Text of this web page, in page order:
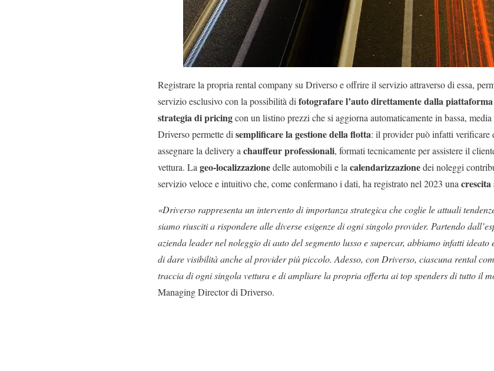
Registrare la propria rental company su Driverso e offrire il servizio attraverso di essa,
servizio esclusivo con la possibilità di fotografare l’auto direttamente dalla piattaforma
strategia di pricingcon un listino prezzi che si aggiorna automaticamente in bassa, media
Driverso permette di semplificare la gestione della flotta: il provider può infatti verificare
assegnare la delivery a chauffeur professionali, formati tecnicamente per assistere il
vettura. La geo-localizzazionedelle automobili e la calendarizzazionedei noleggi
servizio veloce e intuitivoche, come confermano i dati, ha registrato nel 2023 una
«Driverso rappresenta un intervento di importanza strategica che coglie le attuali
siamo riusciti a rispondere alle diverse esigenze di ogni singolo provider. Partendo
azienda leader nel noleggio di auto del segmento lusso e supercar, abbiamo infatti
di dare visibilità anche al provider più piccolo. Adesso, con Driverso, ciascuna rental
traccia di ogni singola vettura e di ampliare la propria offerta ai top spenders di tutto il
Managing Director di Driverso.